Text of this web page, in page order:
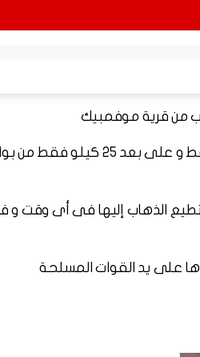
من قرية موفمبيك
ب5 دقائق فقط و على بعد 25 كيلو فقط
الذهاب إليها فى أى وقت و
على يد القوات المسلحة